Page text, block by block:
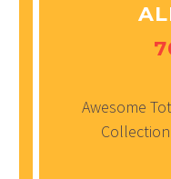
Awesome